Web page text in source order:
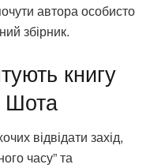
автора особисто
збірник.
книгу
Шота
відвідати захід,
часу” та